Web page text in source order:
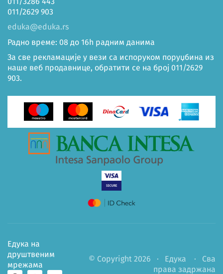
011/2629 903
eduka@eduka.rs
Радно време: 08 до 16h радним данима
За све рекламације у вези са испоруком поруџбина из
наше веб продавнице, обратити се на број 011/2629
903.
© Copyright 2026 · Едука · Сва
права задржана
Едука на
друштвеним
мрежама